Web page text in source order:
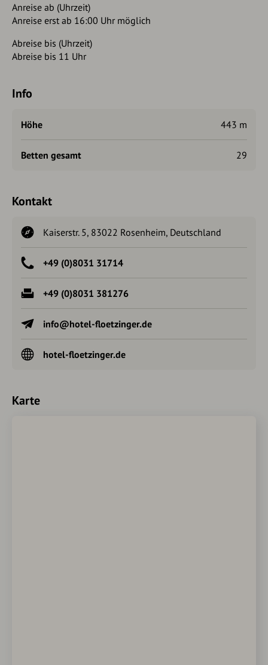
Anreise ab (Uhrzeit)
Anreise erst ab 16:00 Uhr möglich
Abreise bis (Uhrzeit)
Abreise bis 11 Uhr
Info
Höhe 443 m
Betten gesamt 29
Kontakt
Kaiserstr. 5, 83022 Rosenheim, Deutschland
+49 (0)8031 31714
+49 (0)8031 381276
info@hotel-floetzinger.de
hotel-floetzinger.de
Karte